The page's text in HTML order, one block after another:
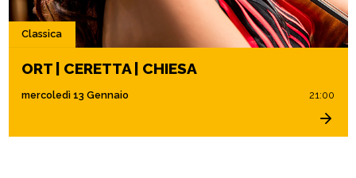
Classica
ORT | CERETTA | CHIESA
mercoledì 13 Gennaio 21:00